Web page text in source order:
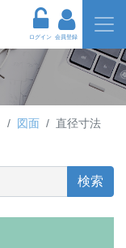
ログイン 会員登録
図面 直径寸法